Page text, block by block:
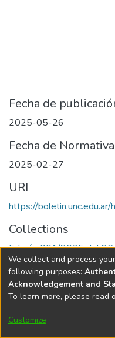
Fecha de
2025-05-26
Fecha de Normativa
2025-02-27
URI
https://
Collections
Edición 001/2025 del
Universidad
We collect and process
following purposes:
Acknowledgement and
To learn more, please read
Customize